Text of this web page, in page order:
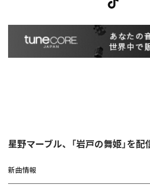
星野マーブル、「岩戸の舞姫」を配
新曲情報